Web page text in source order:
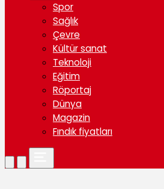
Spor
Sağlık
Çevre
Kültür sanat
Teknoloji
Eğitim
Röportaj
Dünya
Magazin
Fındık fiyatları